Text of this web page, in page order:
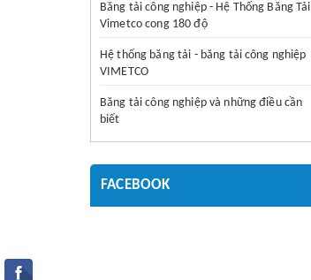
Băng tải công nghiệp - Hệ Thống Băng Tải
Vimetco cong 180 độ
Hệ thống băng tải - băng tải công nghiệp
VIMETCO
Băng tải công nghiệp và những điều cần
biết
FACEBOOK